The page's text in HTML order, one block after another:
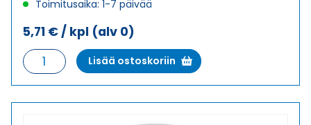
Toimitusaika: 1-7 päivää
5,71 € / kpl (alv 0)
HSK-
M
M12X1,5
Lisää ostoskoriin